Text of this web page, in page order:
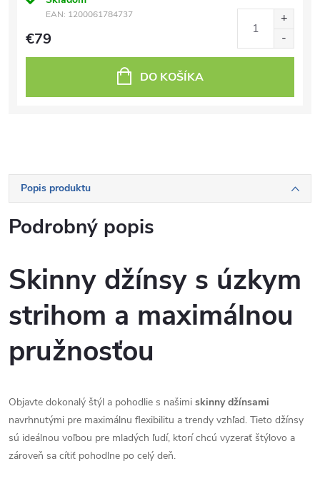
EAN: 1200061784737
€79
DO KOŠÍKA
Popis produktu
Podrobný popis
Skinny džínsy s úzkym
strihom a maximálnou
pružnosťou
Objavte dokonalý štýl a pohodlie s našimi skinny džínsami
navrhnutými pre maximálnu flexibilitu a trendy vzhľad. Tieto džínsy
sú ideálnou voľbou pre mladých ľudí, ktorí chcú vyzerať štýlovo a
zároveň sa cítiť pohodlne po celý deň.